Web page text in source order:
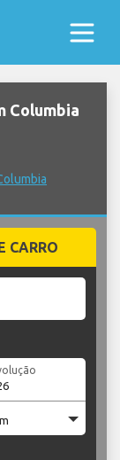
Columbia
CARRO